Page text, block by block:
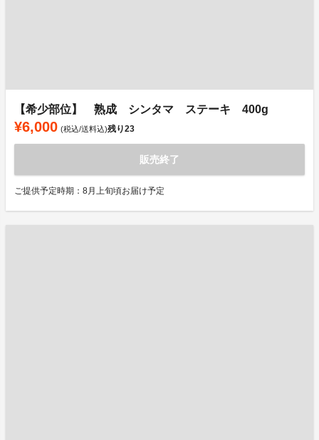
【希少部位】 熟成 シンタマ ステーキ 400g
¥6,000 (税込/送料込)残り23
販売終了
ご提供予定時期：8月上旬頃お届け予定